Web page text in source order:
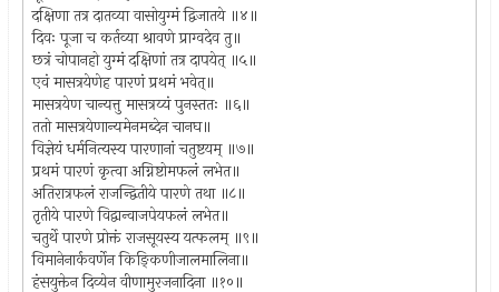
दक्षिणा तत्र दातव्या वासोयुग्मं द्विजातये ॥४॥
दिवः पूजा च कर्तव्या श्रावणे प्राग्वदेव तु॥
छत्रं चोपानहो युग्मं दक्षिणां तत्र दापयेत् ॥५॥
एवं मासत्रयेणेह पारणं प्रथमं भवेत्॥
मासत्रयेण चान्यत्तु मासत्रय्यं पुनस्ततः ॥६॥
ततो मासत्रयेणान्यमेनमब्देन चानघ॥
विज्ञेयं धर्मनित्यस्य पारणानां चतुष्टयम् ॥७॥
प्रथमं पारणं कृत्वा अग्निष्टोमफलं लभेत॥
अतिरात्रफलं राजन्द्वितीये पारणे तथा ॥८॥
तृतीये पारणे विद्वान्वाजपेयफलं लभेत॥
चतुर्थे पारणे प्रोक्तं राजसूयस्य यत्फलम् ॥९॥
विमानेनार्कवर्णेन किङ्किणीजालमालिना॥
हंसयुक्तेन दिव्येन वीणामुरजनादिना ॥१०॥